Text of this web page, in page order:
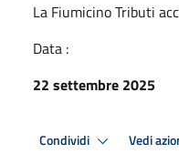
La Fiumicino Tributi
Data :
22 settembre 2025
Condividi Vedi